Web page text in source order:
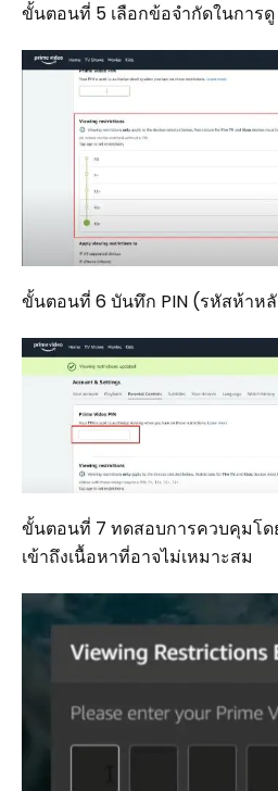
ขั้นตอนที่ 5 เลือกข้อจำกัดในการดู
ขั้นตอนที่ 6 บันทึก PIN (รหัสห้าห
ขั้นตอนที่ 7 ทดสอบการควบคุมโด
เข้าถึงเนื้อหาที่อาจไม่เหมาะสม